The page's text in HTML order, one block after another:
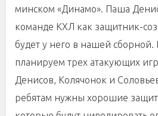
минском «Динамо». Паша
команде КХЛ как защитник-
будет у него в нашей
планируем трех атакующих
Денисов, Колячонок и
ребятам нужны хорошие